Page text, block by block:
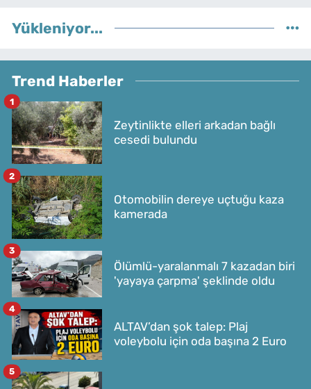
Yükleniyor...
Trend Haberler
Zeytinlikte elleri arkadan bağlı
cesedi bulundu
1
Otomobilin dereye uçtuğu kaza
kamerada
2
Ölümlü-yaralanmalı 7 kazadan biri
'yayaya çarpma' şeklinde oldu
3
ALTAV’dan şok talep: Plaj
voleybolu için oda başına 2 Euro
4
5